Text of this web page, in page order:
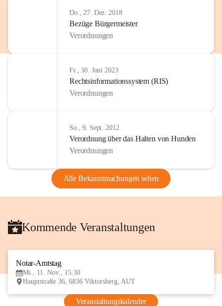
Do., 27. Dez. 2018
Bezüge Bürgermeister
Verordnungen
Fr., 30. Juni 2023
Rechtsinformationssystem (RIS)
Verordnungen
So., 9. Sept. 2012
Verordnung über das Halten von Hunden
Verordnungen
Alle Bekanntmachungen sehen
Kommende Veranstaltungen
Notar-Amtstag
Mi., 11. Nov., 15:30
Hauptstraße 36, 6836 Viktorsberg, AUT
Veranstaltungskalender